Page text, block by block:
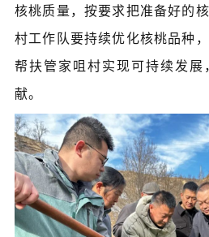
核桃质量，按要求把准备好的
村工作队要持续优化核桃品种
帮扶管家咀村实现可持续发展
献。